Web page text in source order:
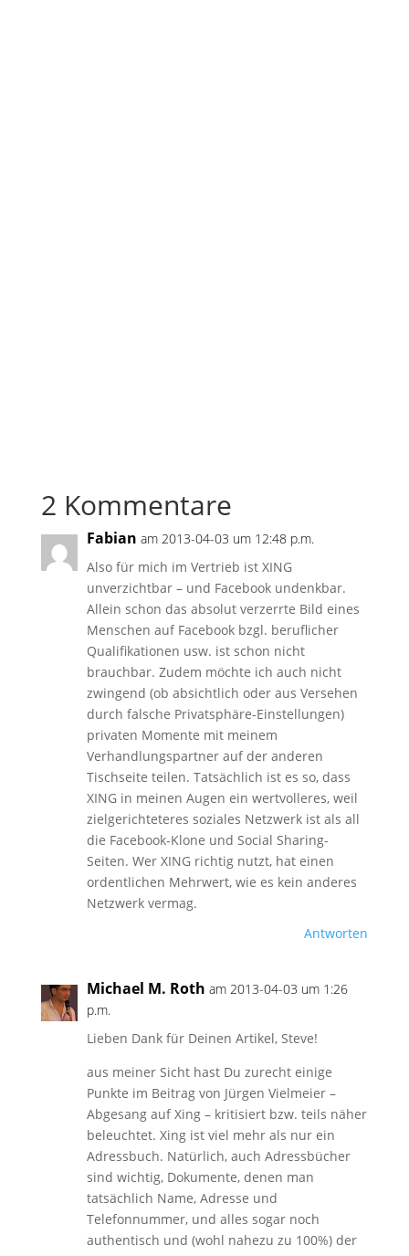
2 Kommentare
Fabian am 2013-04-03 um 12:48 p.m.
Also für mich im Vertrieb ist XING
unverzichtbar – und Facebook undenkbar.
Allein schon das absolut verzerrte Bild eines
Menschen auf Facebook bzgl. beruflicher
Qualifikationen usw. ist schon nicht
brauchbar. Zudem möchte ich auch nicht
zwingend (ob absichtlich oder aus Versehen
durch falsche Privatsphäre-Einstellungen)
privaten Momente mit meinem
Verhandlungspartner auf der anderen
Tischseite teilen. Tatsächlich ist es so, dass
XING in meinen Augen ein wertvolleres, weil
zielgerichteteres soziales Netzwerk ist als all
die Facebook-Klone und Social Sharing-
Seiten. Wer XING richtig nutzt, hat einen
ordentlichen Mehrwert, wie es kein anderes
Netzwerk vermag.
Antworten
Michael M. Roth am 2013-04-03 um 1:26
p.m.
Lieben Dank für Deinen Artikel, Steve!
aus meiner Sicht hast Du zurecht einige
Punkte im Beitrag von Jürgen Vielmeier –
Abgesang auf Xing – kritisiert bzw. teils näher
beleuchtet. Xing ist viel mehr als nur ein
Adressbuch. Natürlich, auch Adressbücher
sind wichtig, Dokumente, denen man
tatsächlich Name, Adresse und
Telefonnummer, und alles sogar noch
authentisch und (wohl nahezu zu 100%) der